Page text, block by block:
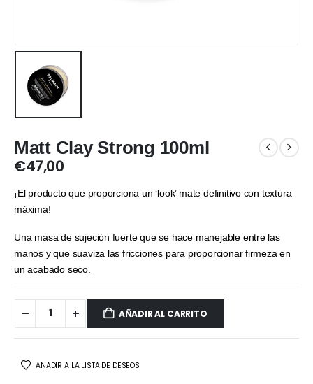
Matt Clay Strong 100ml
€47,00
¡El producto que proporciona un ‘look’ mate definitivo con textura
máxima!
Una masa de sujeción fuerte que se hace manejable entre las
manos y que suaviza las fricciones para proporcionar firmeza en
un acabado seco.
AÑADIR AL CARRITO
AÑADIR A LA LISTA DE DESEOS